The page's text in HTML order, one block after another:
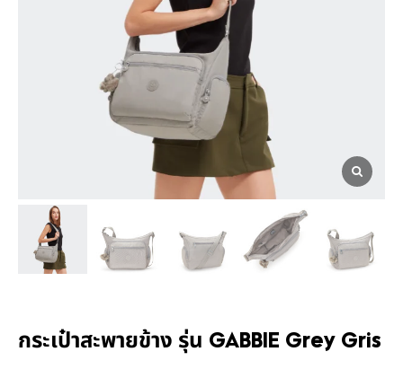
กระเป๋าสะพายข้าง รุ่น GABBIE Grey Gris